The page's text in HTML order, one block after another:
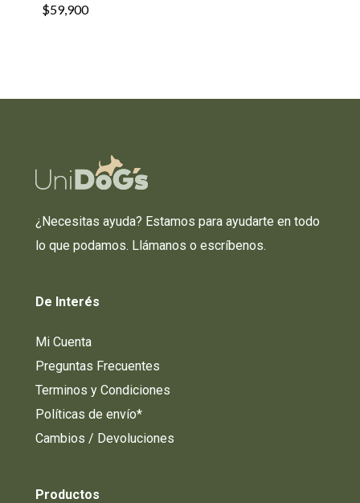
$59,900
¿Necesitas ayuda? Estamos para ayudarte en todo
lo que podamos. Llámanos o escríbenos.
De Interés
Mi Cuenta
Preguntas Frecuentes
Terminos y Condiciones
Políticas de envío*
Cambios / Devoluciones
Productos